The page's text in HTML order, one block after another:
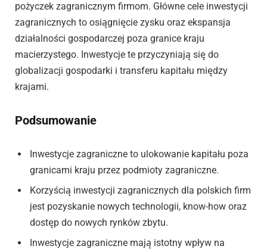
pożyczek zagranicznym firmom. Główne cele inwestycji
zagranicznych to osiągnięcie zysku oraz ekspansja
działalności gospodarczej poza granice kraju
macierzystego. Inwestycje te przyczyniają się do
globalizacji gospodarki i transferu kapitału między
krajami.
Podsumowanie
Inwestycje zagraniczne to ulokowanie kapitału poza
granicami kraju przez podmioty zagraniczne.
Korzyścią inwestycji zagranicznych dla polskich firm
jest pozyskanie nowych technologii, know-how oraz
dostęp do nowych rynków zbytu.
Inwestycje zagraniczne mają istotny wpływ na